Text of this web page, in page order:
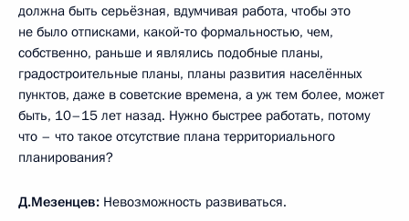
должна быть серьёзная, вдумчивая работа, чтобы это
не было отписками, какой‑то формальностью, чем,
собственно, раньше и являлись подобные планы,
градостроительные планы, планы развития населённых
пунктов, даже в советские времена, а уж тем более, может
быть, 10–15 лет назад. Нужно быстрее работать, потому
что – что такое отсутствие плана территориального
планирования?
Д.Мезенцев: Невозможность развиваться.